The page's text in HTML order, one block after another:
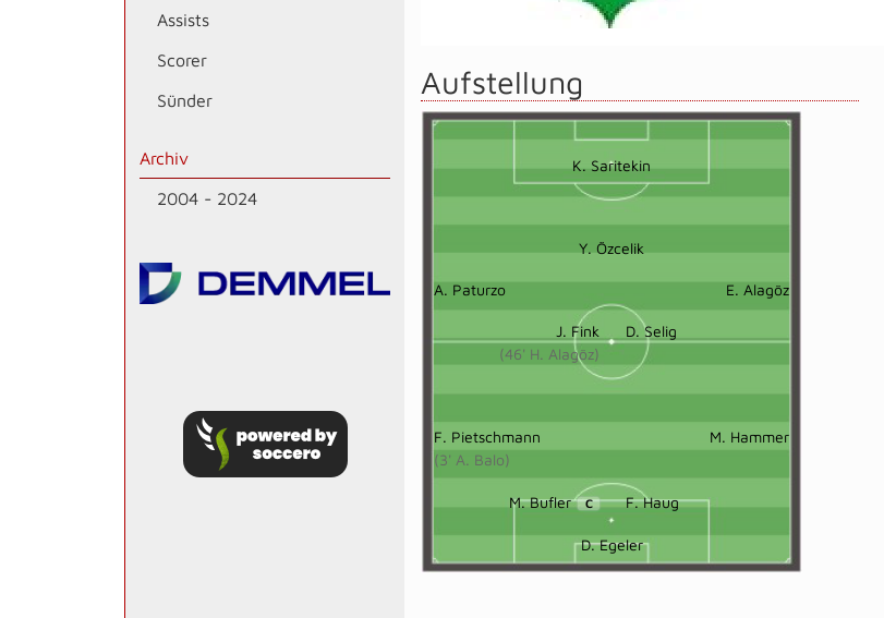
Assists
Scorer
Sünder
Archiv
2004 - 2024
Aufstellung
K. Saritekin
Y. Özcelik
A. Paturzo E. Alagöz
J. Fink
(46' H. Alagöz)
D. Selig
F. Pietschmann
(3' A. Balo)
M. Hammer
M. Bufler C F. Haug
D. Egeler